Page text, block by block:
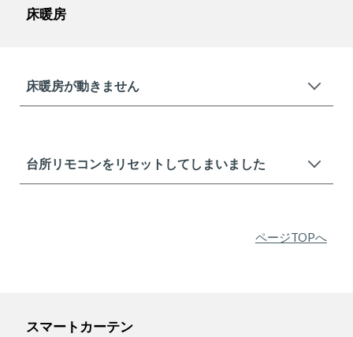
床暖房
床暖房が動きません
台所リモコンをリセットしてしまいました
ページTOPへ
スマートカーテン